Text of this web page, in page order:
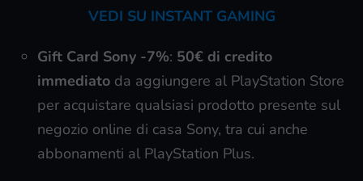
VEDI SU INSTANT GAMING
Gift Card Sony -7%: 50€ di credito
immediato da aggiungere al PlayStation Store
per acquistare qualsiasi prodotto presente sul
negozio online di casa Sony, tra cui anche
abbonamenti al PlayStation Plus.